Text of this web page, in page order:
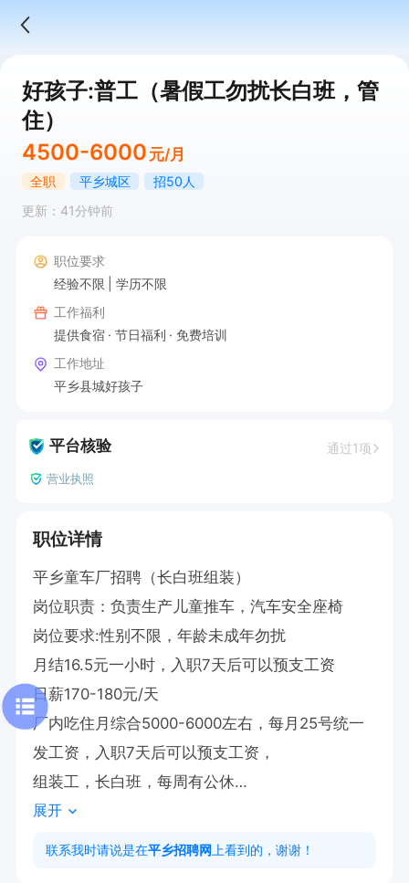
好孩子:普工（暑假工勿扰长白班，管
住）
4500-6000 元/月
全职 平乡城区
招50人
更新：41分钟前
职位要求
经验不限
学历不限
工作福利
提供食宿
节日福利
免费培训
工作地址
平乡县城好孩子
平台核验 通过1项
营业执照
职位详情
平乡童车厂招聘（长白班组装）
岗位职责：负责生产儿童推车，汽车安全座椅
岗位要求:性别不限，年龄未成年勿扰
月结16.5元一小时，入职7天后可以预支工资
日薪170-180元/天
厂内吃住月综合5000-6000左右，每月25号统一
发工资，入职7天后可以预支工资，
组装工，长白班，每周有公休
注塑工，两班倒，坐岗，修毛边！
缝纫工（17.5元/小时，需要有经验，坐岗，长白
展开
联系我时请说是在平乡招聘网 上看到的，谢谢！